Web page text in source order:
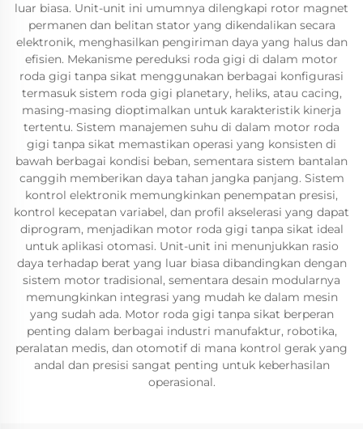
luar biasa. Unit-unit ini umumnya dilengkapi rotor magnet
permanen dan belitan stator yang dikendalikan secara
elektronik, menghasilkan pengiriman daya yang halus dan
efisien. Mekanisme pereduksi roda gigi di dalam motor
roda gigi tanpa sikat menggunakan berbagai konfigurasi
termasuk sistem roda gigi planetary, heliks, atau cacing,
masing-masing dioptimalkan untuk karakteristik kinerja
tertentu. Sistem manajemen suhu di dalam motor roda
gigi tanpa sikat memastikan operasi yang konsisten di
bawah berbagai kondisi beban, sementara sistem bantalan
canggih memberikan daya tahan jangka panjang. Sistem
kontrol elektronik memungkinkan penempatan presisi,
kontrol kecepatan variabel, dan profil akselerasi yang dapat
diprogram, menjadikan motor roda gigi tanpa sikat ideal
untuk aplikasi otomasi. Unit-unit ini menunjukkan rasio
daya terhadap berat yang luar biasa dibandingkan dengan
sistem motor tradisional, sementara desain modularnya
memungkinkan integrasi yang mudah ke dalam mesin
yang sudah ada. Motor roda gigi tanpa sikat berperan
penting dalam berbagai industri manufaktur, robotika,
peralatan medis, dan otomotif di mana kontrol gerak yang
andal dan presisi sangat penting untuk keberhasilan
operasional.